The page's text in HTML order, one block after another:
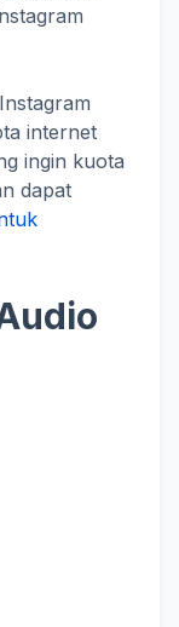
internet
ingin kuota
dapat